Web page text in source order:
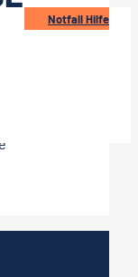
Notfall Hilfe